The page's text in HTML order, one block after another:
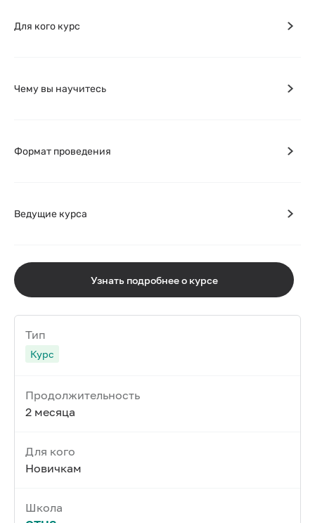
Для кого курс
Чему вы научитесь
Формат проведения
Ведущие курса
Узнать подробнее о курсе
Тип
Курс
Продолжительность
2 месяца
Для кого
Новичкам
Школа